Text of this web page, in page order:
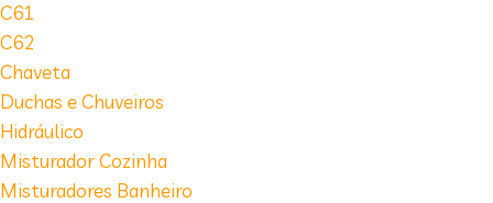
C61
C62
Chaveta
Duchas e Chuveiros
Hidráulico
Misturador Cozinha
Misturadores Banheiro